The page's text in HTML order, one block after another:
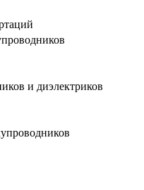
и диэлектриков